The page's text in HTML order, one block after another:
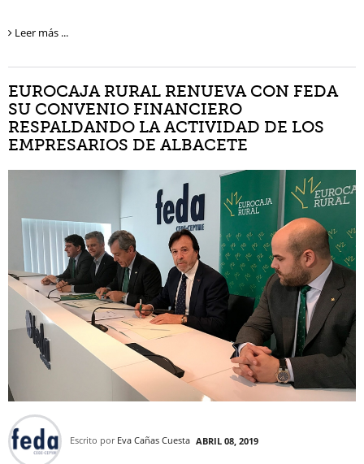
Leer más ...
EUROCAJA RURAL RENUEVA CON FEDA
SU CONVENIO FINANCIERO
RESPALDANDO LA ACTIVIDAD DE LOS
EMPRESARIOS DE ALBACETE
Escrito por Eva Cañas Cuesta ABRIL 08, 2019